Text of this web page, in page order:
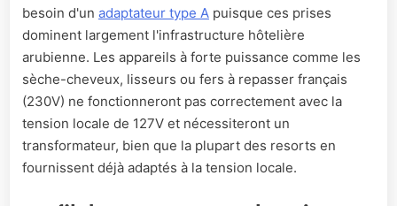
besoin d'un adaptateur type A puisque ces prises
dominent largement l'infrastructure hôtelière
arubienne. Les appareils à forte puissance comme les
sèche-cheveux, lisseurs ou fers à repasser français
(230V) ne fonctionneront pas correctement avec la
tension locale de 127V et nécessiteront un
transformateur, bien que la plupart des resorts en
fournissent déjà adaptés à la tension locale.